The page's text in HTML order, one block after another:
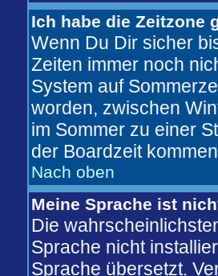
Ich habe die Zeitzone
Wenn Du Dir sicher
Zeiten immer noch
System auf
worden, zwischen
im Sommer zu einer
der Boardzeit
Nach oben
Meine Sprache ist
Die
Sprache nicht
Sprache übersetzt.